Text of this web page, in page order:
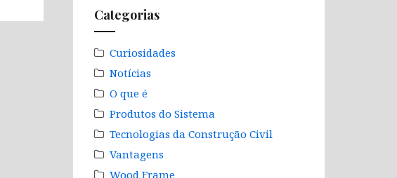
Categorias
Curiosidades
Notícias
O que é
Produtos do Sistema
Tecnologias da Construção Civil
Vantagens
Wood Frame